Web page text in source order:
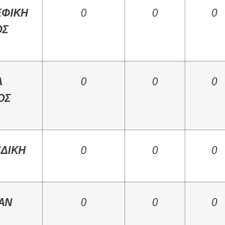
0 0 0
0 0 0
0 0 0
0 0 0